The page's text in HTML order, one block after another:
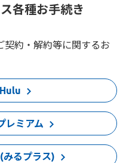
各種お手続き
契約・解約等に関するお
Hulu
レミアム
るプラス)